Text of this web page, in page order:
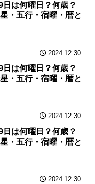
日は何曜日？何歳？
・五行・宿曜・暦と
2024.12.30
日は何曜日？何歳？
・五行・宿曜・暦と
2024.12.30
日は何曜日？何歳？
・五行・宿曜・暦と
2024.12.30